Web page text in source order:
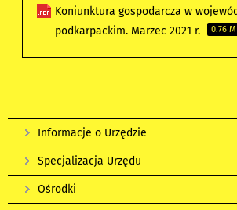
Koniunktura gospodarcza w
podkarpackim. Marzec 2021 r.
0.76
Informacje o Urzędzie
Specjalizacja Urzędu
Ośrodki